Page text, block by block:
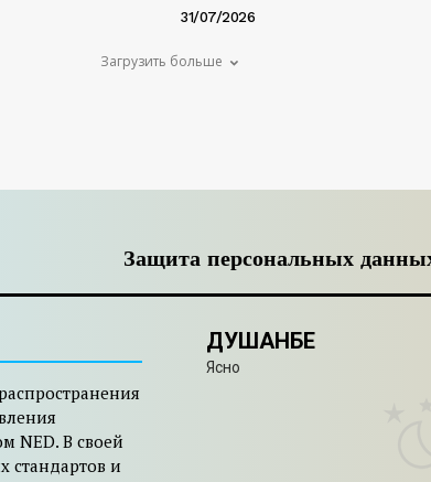
31/07/2026
Загрузить больше
Защита персональных
NED. В своей
стандартов и
ДУШАНБЕ
Ясно